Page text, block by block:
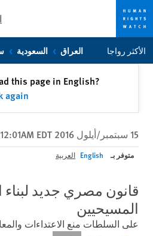
Skip
to
Skip
to
الأكثر رواجا العراق السعودية
this page in English?
again
15 سبتمبر/أيلول 2016 12:01AM EDT
متوفر بـ English العربية
قانون مصري جديد
المسيحيين
على السلطات منع الاعتداءات